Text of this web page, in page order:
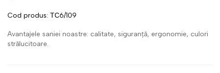
Cod produs: ТС6/109
Avantajele saniei noastre: calitate, siguranță, ergonomie, culori
strălucitoare.